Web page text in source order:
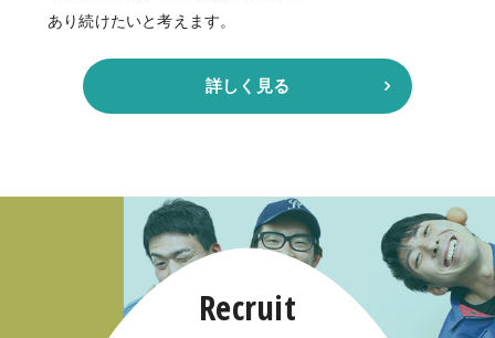
あり続けたいと考えます。
詳しく見る
Recruit